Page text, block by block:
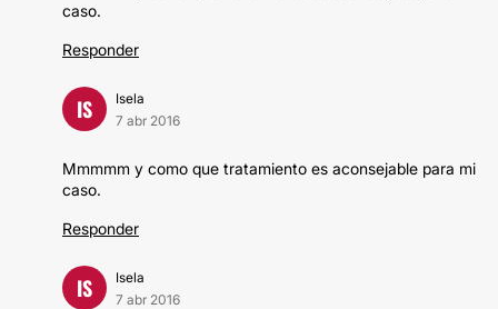
caso.
Responder
IS
Isela
7 abr 2016
Mmmmm y como que tratamiento es aconsejable para mi
caso.
Responder
IS
Isela
7 abr 2016